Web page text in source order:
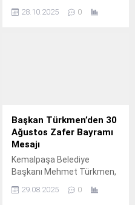
28.10.2025 0
Başkan Türkmen’den 30
Ağustos Zafer Bayramı
Mesajı
Kemalpaşa Belediye
Başkanı Mehmet Türkmen,
Bayramı’nın 103’ncü
29.08.2025 0